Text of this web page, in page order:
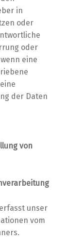
in
oder
oder
eine
der Daten
von
unser
vom